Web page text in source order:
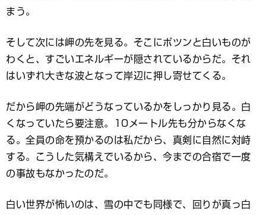
まう。
そして次には岬の先を見る。そこにポツンと白いものが
わくと、すごいエネルギーが隠されているからだ。それ
はいずれ大きな波となって岸辺に押し寄せてくる。
だから岬の先端がどうなっているかをしっかり見る。白
くなっていたら要注意。10メートル先も分からなくな
る。全員の命を預かるのは私だから、真剣に自然に対峙
する。こうした気構えでいるから、今までの合宿で一度
の事故もなかったのだ。
白い世界が怖いのは、雪の中でも同様で、回りが真っ白